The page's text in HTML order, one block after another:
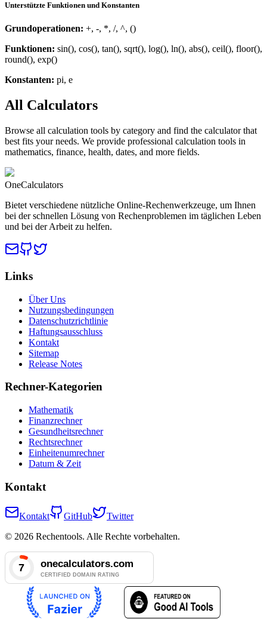
Unterstützte Funktionen und Konstanten
Grundoperationen: +, -, *, /, ^, ()
Funktionen: sin(), cos(), tan(), sqrt(), log(), ln(), abs(), ceil(), floor(),
round(), exp()
Konstanten: pi, e
All Calculators
Browse all calculation tools by category and find the calculator that
best fits your needs. We provide professional calculation tools in
mathematics, finance, health, dates, and more fields.
OneCalculators
Bietet verschiedene nützliche Online-Rechenwerkzeuge, um Ihnen
bei der schnellen Lösung von Rechenproblemen im täglichen Leben
und bei der Arbeit zu helfen.
Links
Über Uns
Nutzungsbedingungen
Datenschutzrichtlinie
Haftungsausschluss
Kontakt
Sitemap
Release Notes
Rechner-Kategorien
Mathematik
Finanzrechner
Gesundheitsrechner
Rechtsrechner
Einheitenumrechner
Datum & Zeit
Kontakt
Kontakt GitHub
Twitter
© 2026 Rechentools. Alle Rechte vorbehalten.